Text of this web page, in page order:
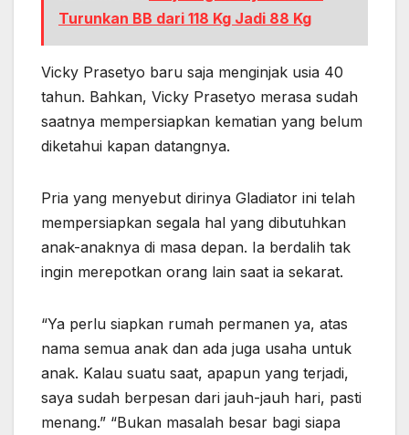
Turunkan BB dari 118 Kg Jadi 88 Kg
Vicky Prasetyo baru saja menginjak usia 40
tahun. Bahkan, Vicky Prasetyo merasa sudah
saatnya mempersiapkan kematian yang belum
diketahui kapan datangnya.
Pria yang menyebut dirinya Gladiator ini telah
mempersiapkan segala hal yang dibutuhkan
anak-anaknya di masa depan. Ia berdalih tak
ingin merepotkan orang lain saat ia sekarat.
“Ya perlu siapkan rumah permanen ya, atas
nama semua anak dan ada juga usaha untuk
anak. Kalau suatu saat, apapun yang terjadi,
saya sudah berpesan dari jauh-jauh hari, pasti
menang.” “Bukan masalah besar bagi siapa